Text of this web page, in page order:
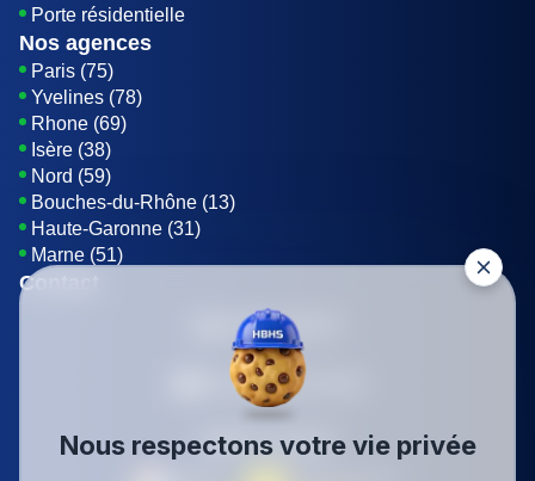
Porte résidentielle
Nos agences
Paris (75)
Yvelines (78)
Rhone (69)
Isère (38)
Nord (59)
Bouches-du-Rhône (13)
Haute-Garonne (31)
Marne (51)
Contact
01 85 42 08 07
Envoyer un E-mail
Être rappelé
Nous respectons votre vie privée